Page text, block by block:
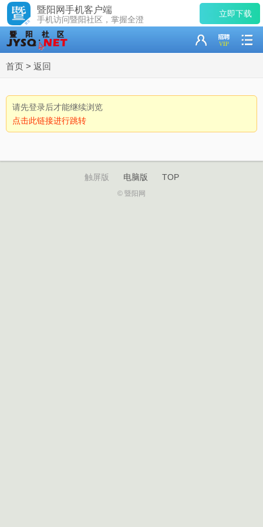
暨阳网手机客户端
手机访问暨阳社区，掌握全澄
立即下载
首页 > 返回
请先登录后才能继续浏览
点击此链接进行跳转
触屏版 电脑版 TOP
© 暨阳网